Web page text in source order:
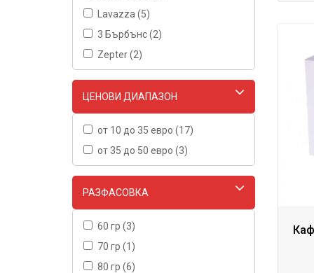
Lavazza (5)
3 Бърбънс (2)
Zepter (2)
ЦЕНОВИ ДИАПАЗОН
от 10 до 35 евро (17)
от 35 до 50 евро (3)
РАЗФАСОВКА
60 гр (3)
70 гр (1)
80 гр (6)